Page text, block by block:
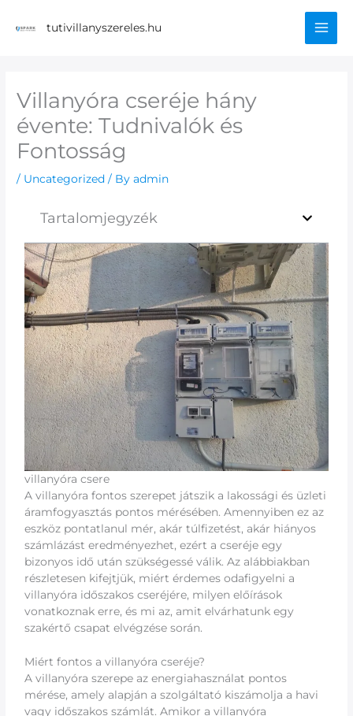
tutivillanyszereles.hu
Main
Villanyóra cseréje hány
évente: Tudnivalók és
Fontosság
/ Uncategorized / Byadmin
Tartalomjegyzék
villanyóra csere
A villanyóra fontos szerepet játszik a lakossági és üzleti
áramfogyasztás pontos mérésében. Amennyiben ez az
eszköz pontatlanul mér, akár túlfizetést, akár hiányos
számlázást eredményezhet, ezért a cseréje egy
bizonyos idő után szükségessé válik. Az alábbiakban
részletesen kifejtjük, miért érdemes odafigyelni a
villanyóra időszakos cseréjére, milyen előírások
vonatkoznak erre, és mi az, amit elvárhatunk egy
szakértő csapat elvégzése során.
Miért fontos a villanyóra cseréje?
A villanyóra szerepe az energiahasználat pontos
mérése, amely alapján a szolgáltató kiszámolja a havi
vagy időszakos számlát. Amikor a villanyóra